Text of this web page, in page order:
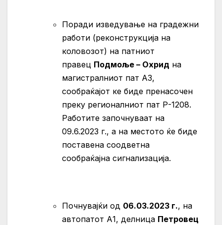
Поради изведување на градежни
работи (реконструкција на
коловозот) на патниот
правец Подмоље – Охрид на
магистралниот пат А3,
сообраќајот ке биде пренасочен
преку регионалниот пат Р-1208.
Работите започнуваат на
09.6.2023 г., а на местото ќе биде
поставена соодветна
сообраќајна сигнализација.
Почнувајќи од 06.03.2023 г., на
автопатот А1, делница Петровец